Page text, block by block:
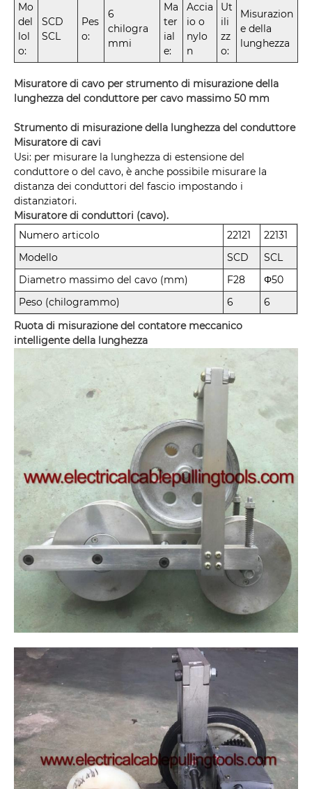
Mo
del
lol
o:
SCD
SCL
Pes
o:
6
chilogra
mmi
Ma
ter
ial
e:
Accia
io o
nylo
n
Ut
ili
zz
o:
Misurazion
e della
lunghezza
Misuratore di cavo per strumento di misurazione della
lunghezza del conduttore per cavo massimo 50 mm
Strumento di misurazione della lunghezza del conduttore
Misuratore di cavi
Usi: per misurare la lunghezza di estensione del
conduttore o del cavo, è anche possibile misurare la
distanza dei conduttori del fascio impostando i
distanziatori.
Misuratore di conduttori (cavo).
Numero articolo
22121
22131
Modello
SCD
SCL
Diametro massimo del cavo (mm)
F28
Φ50
Peso (chilogrammo)
6
6
Ruota di misurazione del contatore meccanico
intelligente della lunghezza